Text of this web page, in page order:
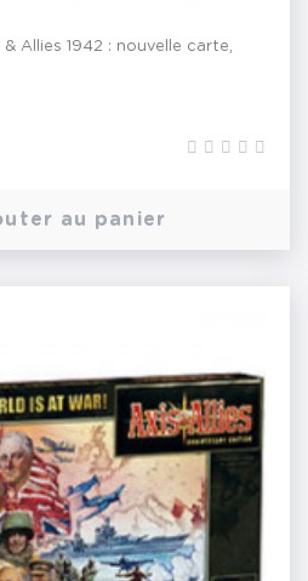
Allies 1942 : nouvelle carte,
au panier